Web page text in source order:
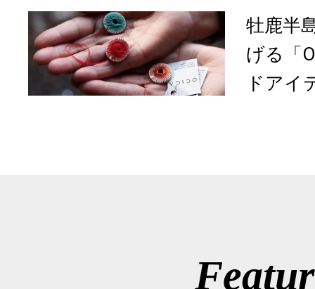
牡鹿半
げる「
ドアイ